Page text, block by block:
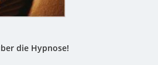
die Hypnose!